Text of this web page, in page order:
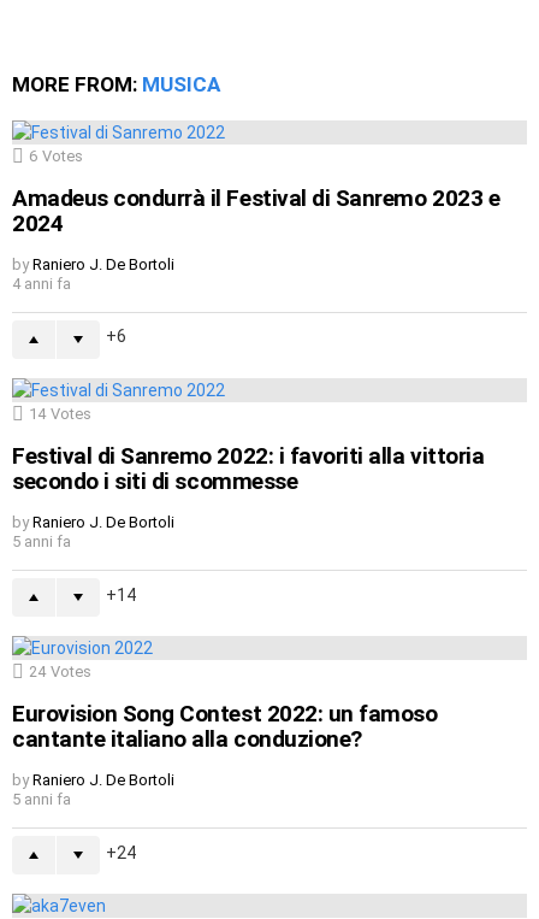
MORE FROM: MUSICA
6 Votes
Amadeus condurrà il Festival di Sanremo 2023 e
2024
by Raniero J. De Bortoli
4 anni fa
6
14 Votes
Festival di Sanremo 2022: i favoriti alla vittoria
secondo i siti di scommesse
by Raniero J. De Bortoli
5 anni fa
14
24 Votes
Eurovision Song Contest 2022: un famoso
cantante italiano alla conduzione?
by Raniero J. De Bortoli
5 anni fa
24